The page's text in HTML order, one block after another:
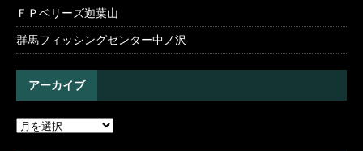
ＦＰベリーズ迦葉山
群馬フィッシングセンター中ノ沢
アーカイブ